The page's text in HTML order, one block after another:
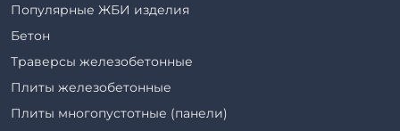
Популярные ЖБИ изделия
Бетон
Траверсы железобетонные
Плиты железобетонные
Плиты многопустотные (панели)